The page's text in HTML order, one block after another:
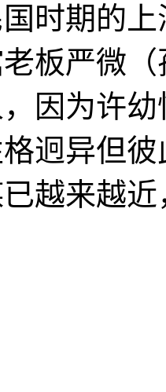
时期的
板严微
因为许
迥异但
越来越